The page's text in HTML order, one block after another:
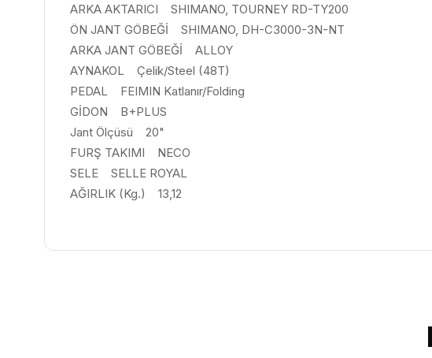
ARKA AKTARICI SHIMANO, TOURNEY RD-TY200
ÖN JANT GÖBEĞİ SHIMANO, DH-C3000-3N-NT
ARKA JANT GÖBEĞİ ALLOY
AYNAKOL Çelik/Steel (48T)
PEDAL FEIMIN Katlanır/Folding
GİDON B+PLUS
Jant Ölçüsü 20"
FURŞ TAKIMI NECO
SELE SELLE ROYAL
AĞIRLIK (Kg.) 13,12